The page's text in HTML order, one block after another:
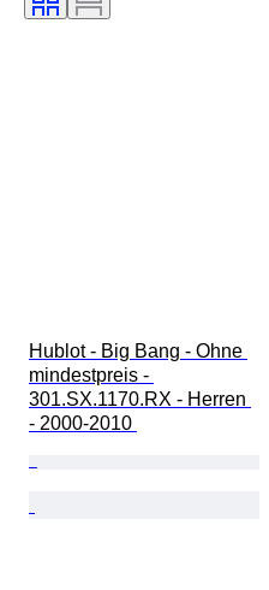
Uhrwerk
Hublot - Big Bang - Ohne
mindestpreis -
301.SX.1170.RX - Herren
- 2000-2010